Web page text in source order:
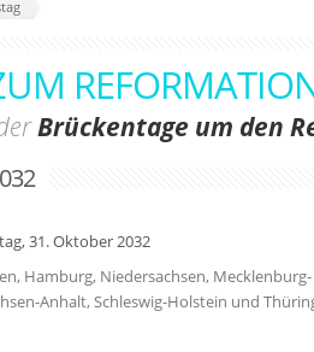
Brückentage um den
31. Oktober 2032
Hamburg, Niedersachsen, Mecklenburg-
Anhalt, Schleswig-Holstein und